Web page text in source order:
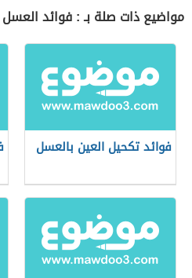
مواضيع ذات صلة بـ : فوائد العسل
فوائد تكحيل العين بالعسل